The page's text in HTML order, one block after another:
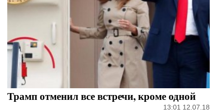
Трамп отменил все встречи, кроме одной
13:01 12.07.18